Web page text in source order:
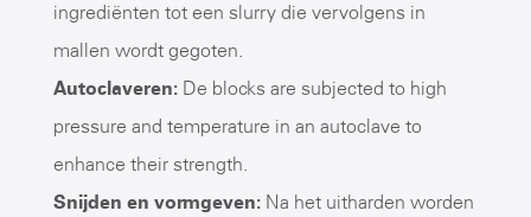
ingrediënten tot een slurry die vervolgens in
mallen wordt gegoten.
Autoclaveren: De blocks are subjected to high
pressure and temperature in an autoclave to
enhance their strength.
Snijden en vormgeven: Na het uitharden worden